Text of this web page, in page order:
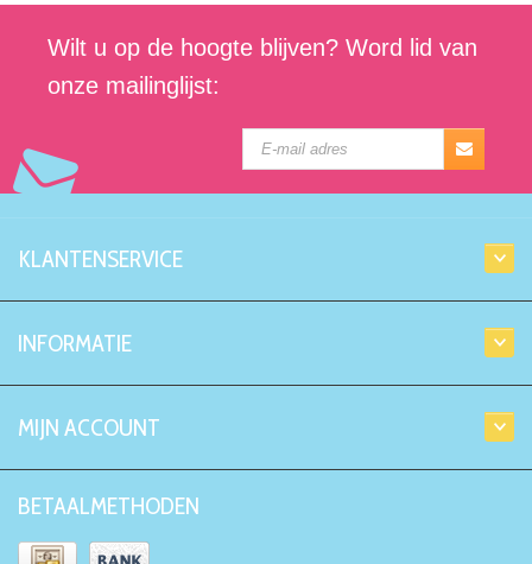
Wilt u op de hoogte blijven? Word lid van
onze mailinglijst:
KLANTENSERVICE
INFORMATIE
MIJN ACCOUNT
BETAALMETHODEN